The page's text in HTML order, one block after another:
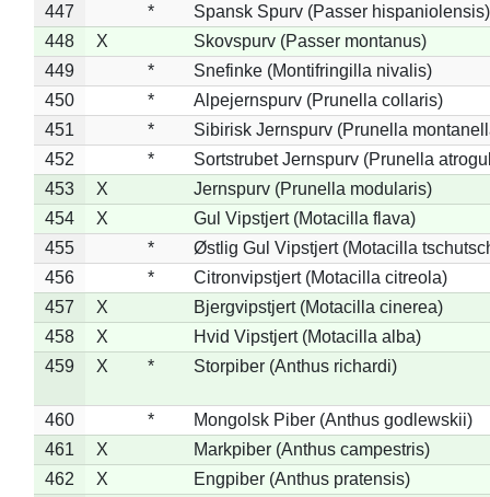
447
*
Spansk Spurv (Passer hispaniolensis)
448
X
Skovspurv (Passer montanus)
449
*
Snefinke (Montifringilla nivalis)
450
*
Alpejernspurv (Prunella collaris)
451
*
Sibirisk Jernspurv (Prunella
452
*
Sortstrubet Jernspurv (Prunella
453
X
Jernspurv (Prunella modularis)
454
X
Gul Vipstjert (Motacilla flava)
455
*
Østlig Gul Vipstjert (Motacilla
456
*
Citronvipstjert (Motacilla citreola)
457
X
Bjergvipstjert (Motacilla cinerea)
458
X
Hvid Vipstjert (Motacilla alba)
459
X * Storpiber (Anthus richardi)
460 *
Mongolsk Piber (Anthus godlewskii)
461
X
Markpiber (Anthus campestris)
462
X
Engpiber (Anthus pratensis)